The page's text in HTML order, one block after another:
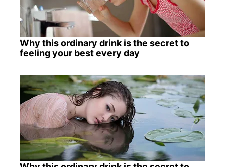
Why this ordinary drink is the secret to
feeling your best every day